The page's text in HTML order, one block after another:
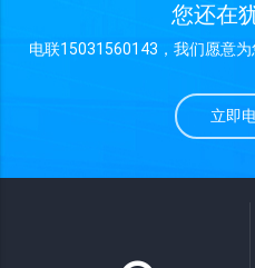
您还在
电联15031560143，我们愿意
立即